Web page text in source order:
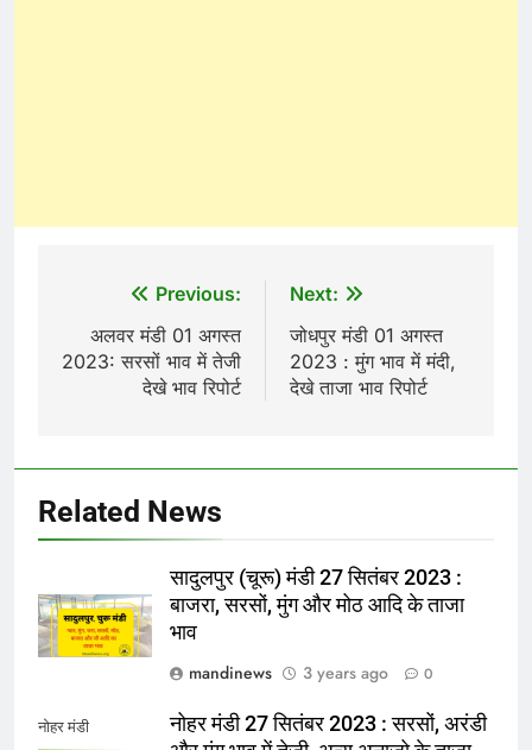
navigation
Previous:
अलवर मंडी 01 अगस्त
2023: सरसों भाव में तेजी
देखे भाव रिपोर्ट
Next:
जोधपुर मंडी 01 अगस्त
2023 : मुंग भाव में मंदी,
देखे ताजा भाव रिपोर्ट
Related News
सादुलपुर (चूरू) मंडी 27 सितंबर 2023 :
बाजरा, सरसों, मुंग और मोठ आदि के ताजा
भाव
mandinews
3 years ago 0
नोहर मंडी
नोहर मंडी 27 सितंबर 2023 : सरसों, अरंडी